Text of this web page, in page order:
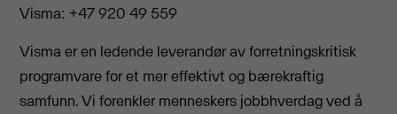
Visma: +47 920 49 559
Visma er en ledende leverandør av forretningskritisk
programvare for et mer effektivt og bærekraftig
samfunn. Vi forenkler menneskers jobbhverdag ved å